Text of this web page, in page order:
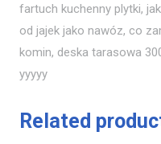
fartuch kuchenny plytki,
od jajek jako nawóz, co
komin, deska tarasowa
yyyyy
Related